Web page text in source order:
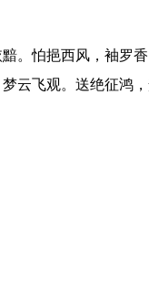
。怕挹西风，袖罗香
云飞观。送绝征鸿，